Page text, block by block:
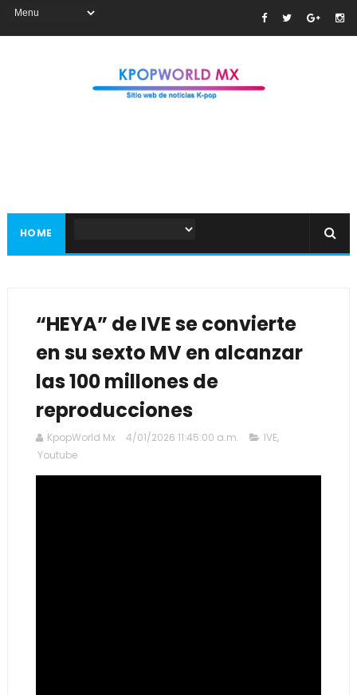
HOME
“HEYA” de IVE se convierte
en su sexto MV en alcanzar
las 100 millones de
reproducciones
KpopWorld Mx 4/01/2026 11:45:00 a.m. IVE,
Youtube